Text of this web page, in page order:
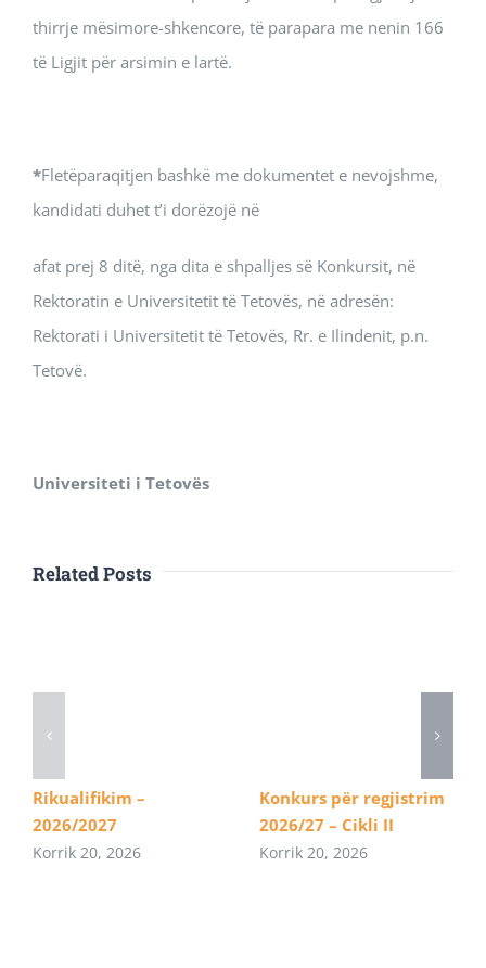
thirrje mësimore-shkencore, të parapara me nenin 166
të Ligjit për аrsimin e lartë.
*Fletëparaqitjen bashkë me dokumentet e nevojshme,
kandidati duhet t’i dorëzojë në
afat prej 8 ditë, nga dita e shpalljes së Konkursit, në
Rektoratin e Universitetit të Tetovës, në adresën:
Rektorati i Universitetit të Tetovës, Rr. e Ilindenit, p.n.
Tetovë.
Universiteti i Tetovës
Related Posts
Rikualifikim –
2026/2027
Korrik 20, 2026
Konkurs për regjistrim
2026/27 – Cikli II
Korrik 20, 2026